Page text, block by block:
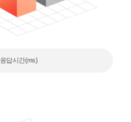
응답시간(ms)